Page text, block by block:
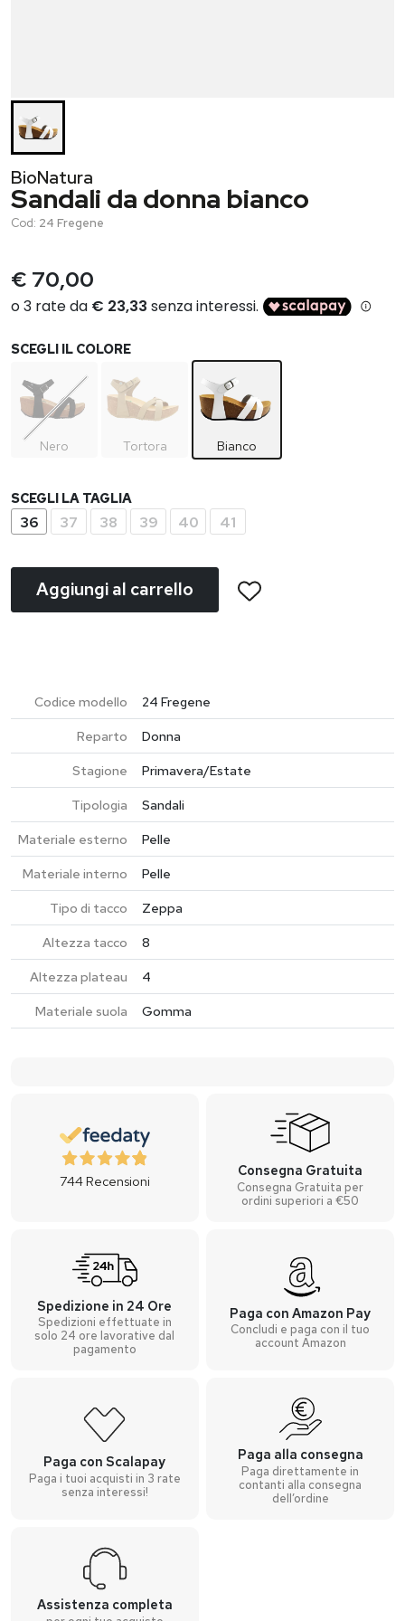
BioNatura
Sandali da donna bianco
Cod: 24 Fregene
€ 70,00
SCEGLI IL COLORE
Nero Tortora Bianco
SCEGLI LA TAGLIA
36 37 38 39 40 41
Aggiungi al carrello
Codice modello
24 Fregene
Reparto
Donna
Stagione
Primavera/Estate
Tipologia
Sandali
Materiale esterno
Pelle
Materiale interno
Pelle
Tipo di tacco
Zeppa
Altezza tacco
8
Altezza plateau
4
Materiale suola
Gomma
744Recensioni
Consegna Gratuita
Consegna Gratuita per
ordini superiori a €50
Spedizione in 24 Ore
Spedizioni effettuate in
solo 24 ore lavorative dal
pagamento
Paga con Amazon Pay
Concludi e paga con il tuo
account Amazon
Paga con Scalapay
Paga i tuoi acquisti in 3 rate
senza interessi!
Paga alla consegna
Paga direttamente in
contanti alla consegna
dell’ordine
Assistenza completa